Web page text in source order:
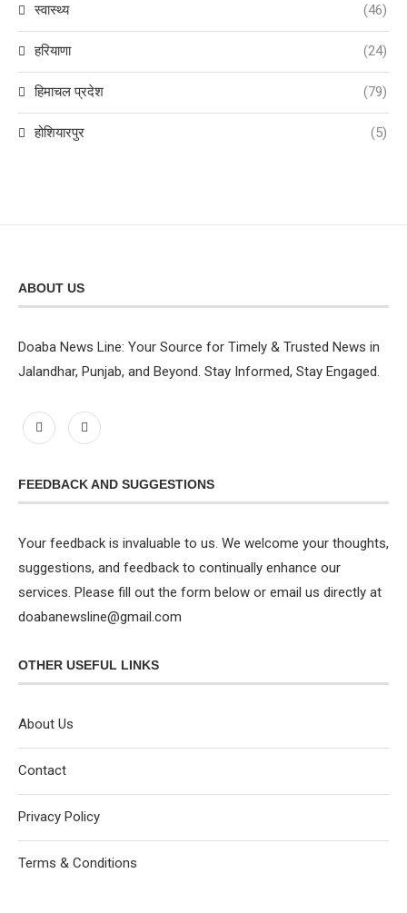
स्वास्थ्य (46)
हरियाणा (24)
हिमाचल प्रदेश (79)
होशियारपुर (5)
ABOUT US
Doaba News Line: Your Source for Timely & Trusted News in
Jalandhar, Punjab, and Beyond. Stay Informed, Stay Engaged.
FEEDBACK AND SUGGESTIONS
Your feedback is invaluable to us. We welcome your thoughts,
suggestions, and feedback to continually enhance our
services. Please fill out the form below or email us directly at
doabanewsline@gmail.com
OTHER USEFUL LINKS
About Us
Contact
Privacy Policy
Terms & Conditions